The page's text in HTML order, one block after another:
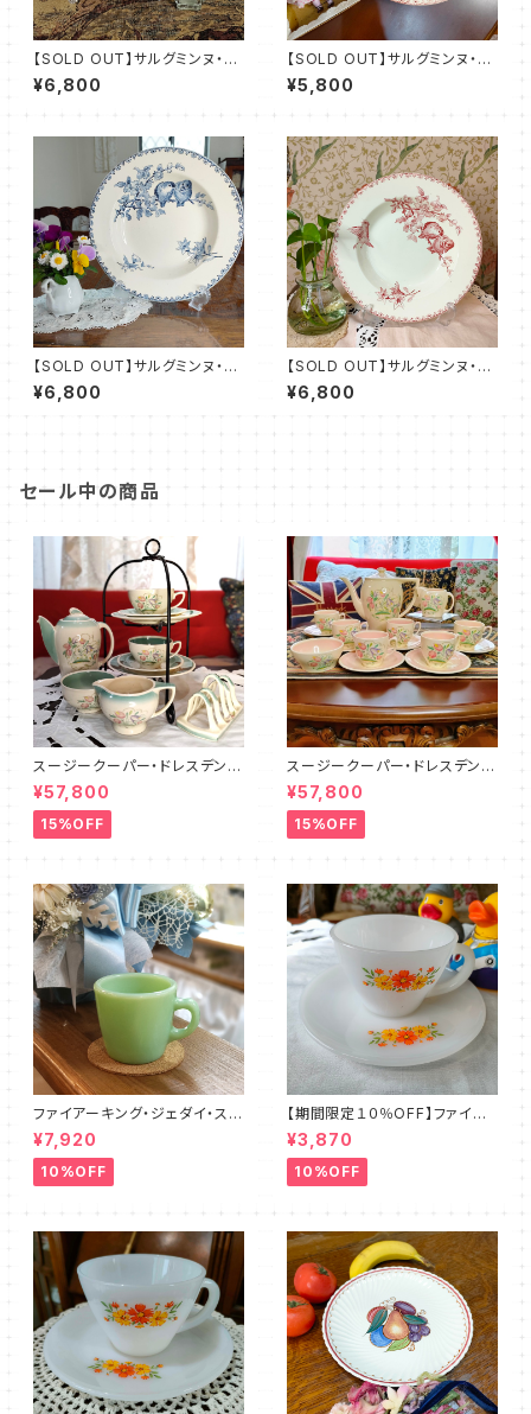
【SOLD OUT】サルグミンヌ・FA
VORI プレート（20.0cm）SR
FV0020
¥6,800
【SOLD OUT】サルグミンヌ・FA
VORI ディープ・プレート（深皿
／23.5cm）SRFV0013
¥5,800
【SOLD OUT】サルグミンヌ・FA
VORI ディープ・プレート（深皿
／23.5cm）SRFV0018
¥6,800
【SOLD OUT】サルグミンヌ・FA
VORI ディープ・プレート（深皿
／23.5cm）SRFV0009
¥6,800
セール中の商品
スージークーパー・ドレスデンス
プレイ・ティーフォーツー・セット
PLUS（SCDR6001）
¥57,800
15%OFF
スージークーパー・ドレスデンス
プレイ・フルセット（ピンク）SCD
R9003
¥57,800
15%OFF
ファイアーキング・ジェダイ・スト
レートマグカップ（FKJD0006）
¥7,920
10%OFF
【期間限定１０％OFF】ファイア
ーキング・フラワー・カップ＆ソー
サー（FKFW0002）
¥3,870
10%OFF